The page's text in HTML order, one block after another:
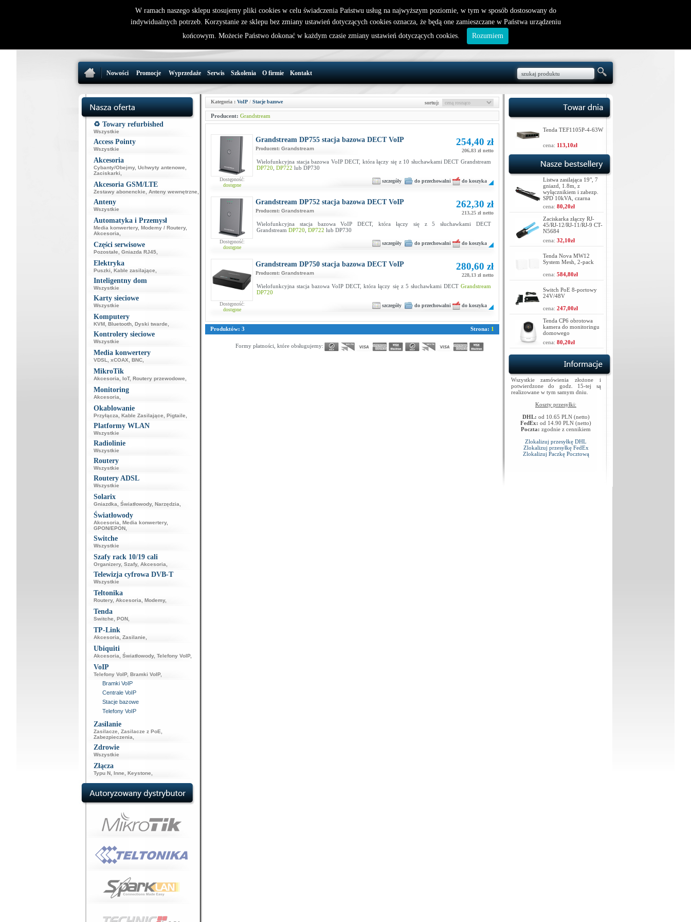
nowy klient
32 721 86 72
support@wirelesslan.com.pl
W koszyku jest 0 produktów(y)
Nowości Promocje Wyprzedaże Serwis Szkolenia O firmie Kontakt
♻️ Towary refurbished
Wszystkie
Access Pointy
Wszystkie
Akcesoria
Cybanty/Obejmy, Uchwyty antenowe
Zaciskarki
Akcesoria GSM/LTE
Zestawy abonenckie Anteny wewnętrzne
Anteny
Wszystkie
Automatyka i Przemysł
Media konwertery, Modemy / Routery,
Akcesoria
Części serwisowe
Pozostałe Gniazda RJ45,
Elektryka
Puszki Kable zasilające
Inteligentny dom
Wszystkie
Karty sieciowe
Wszystkie
Komputery
KVM, Bluetooth, Dyski twarde
Kontrolery sieciowe
Wszystkie
Media konwertery
VDSL xCOAX BNC,
MikroTik
Akcesoria IoT, Routery przewodowe
Monitoring
Akcesoria
Okablowanie
Przyłącza Kable Zasilające Pigtaile
Platformy WLAN
Wszystkie
Radiolinie
Wszystkie
Routery
Wszystkie
Routery ADSL
Wszystkie
Solarix
Gniazdka Światłowody, Narzędzia
Światłowody
Akcesoria Media konwertery,
GPON/EPON,
Switche
Wszystkie
Szafy rack 10/19 cali
Organizery, Szafy, Akcesoria
Telewizja cyfrowa DVB-T
Wszystkie
Teltonika
Routery, Akcesoria Modemy,
Tenda
Switche PON,
TP-Link
Akcesoria Zasilanie
Ubiquiti
Akcesoria Światłowody, Telefony VoIP,
VoIP
Telefony VoIP, Bramki VoIP,
Bramki VoIP
Centrale VoIP
Stacje bazowe
Telefony VoIP
Zasilanie
Zasilacze Zasilacze z PoE
Zabezpieczenia
Zdrowie
Wszystkie
Złącza
Typu N, Inne Keystone
Kategoria : VoIP / Stacje bazowe sortuj:
Producent: Grandstream
Dostępność:
dostępne
Grandstream DP755 stacja bazowa DECT VoIP
Producent: Grandstream
254,40 zł
206,83 zł netto
Wielofunkcyjna stacja bazowa VoIP DECT, która łączy się z 10 słuchawkami DECT Grandstream
DP720 DP722 lub DP730
szczegóły do przechowalni do koszyka
Dostępność:
dostępne
Grandstream DP752 stacja bazowa DECT VoIP
Producent: Grandstream
262,30 zł
213,25 zł netto
Wielofunkcyjna stacja bazowa VoIP DECT, która łączy się z 5 słuchawkami DECT
Grandstream DP720 DP722 lub DP730
szczegóły do przechowalni do koszyka
Dostępność:
dostępne
Grandstream DP750 stacja bazowa DECT VoIP
Producent: Grandstream
280,60 zł
228,13 zł netto
Wielofunkcyjna stacja bazowa VoIP DECT, która łączy się z 5 słuchawkami DECT Grandstream
DP720
szczegóły do przechowalni do koszyka
Produktów: 3 Strona: 1
Formy płatności, które obsługujemy:
Tenda TEF1105P-4-63W
cena: 113,10zł
Listwa zasilająca 19", 7
gniazd, 1.8m, z
wyłącznikiem i zabezp.
SPD 10kVA, czarna
cena: 80,20zł
Zaciskarka złączy RJ-
45/RJ-12/RJ-11/RJ-9 CT-
N5684
cena: 32,10zł
Tenda Nova MW12
System Mesh, 2-pack
cena: 584,80zł
Switch PoE 8-portowy
24V/48V
cena: 247,00zł
Tenda CP6 obrotowa
kamera do monitoringu
domowego
cena: 80,20zł
Wszystkie zamówienia złożone i
potwierdzone do godz. 15-tej są
realizowane w tym samym dniu.
Koszty przesyłki:
DHL: od 10.65 PLN (netto)
FedEx: od 14.90 PLN (netto)
Poczta: zgodnie z cennikiem
Zlokalizuj przesyłkę DHL
Zlokalizuj przesyłkę FedEx
Zlokalizuj Paczkę Pocztową
W ramach naszego sklepu stosujemy pliki cookies w celu świadczenia Państwu usług na najwyższym poziomie, w tym w sposób dostosowany do
indywidualnych potrzeb. Korzystanie ze sklepu bez zmiany ustawień dotyczących cookies oznacza, że będą one zamieszczane w Państwa urządzeniu
końcowym. Możecie Państwo dokonać w każdym czasie zmiany ustawień dotyczących cookies.
Rozumiem